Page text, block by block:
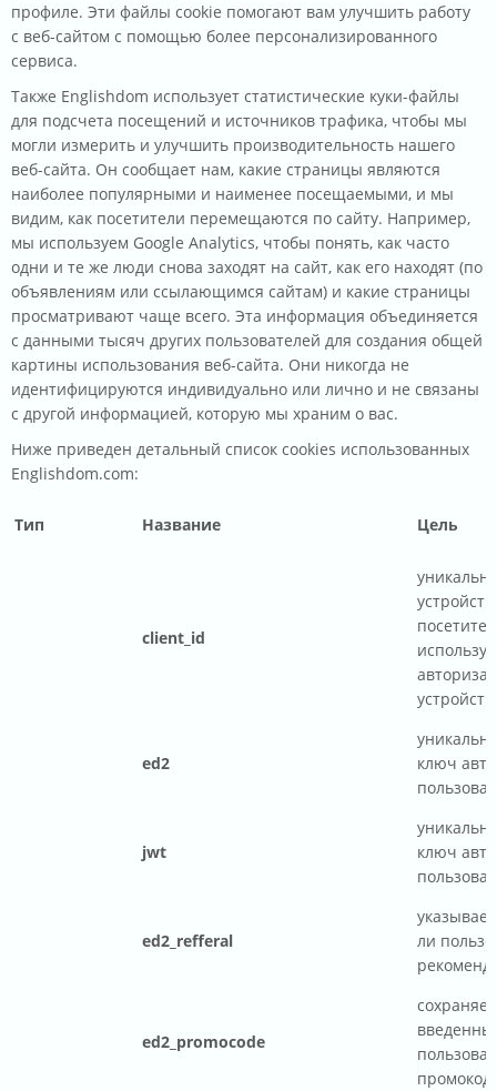
профиле. Эти файлы cookie помогают вам улучшить работу
с веб-сайтом с помощью более персонализированного
сервиса.
Также Englishdom использует статистические куки-файлы
для подсчета посещений и источников трафика, чтобы мы
могли измерить и улучшить производительность нашего
веб-сайта. Он сообщает нам, какие страницы являются
наиболее популярными и наименее посещаемыми, и мы
видим, как посетители перемещаются по сайту. Например,
мы используем Google Analytics, чтобы понять, как часто
одни и те же люди снова заходят на сайт, как его находят (по
объявлениям или ссылающимся сайтам) и какие страницы
просматривают чаще всего. Эта информация объединяется
с данными тысяч других пользователей для создания общей
картины использования веб-сайта. Они никогда не
идентифицируются индивидуально или лично и не связаны
с другой информацией, которую мы храним о вас.
Ниже приведен детальный список сookies использованных
Englishdom.com:
Тип Название Цель
client_id
ed2
ключ
jwt
ключ
ed2_refferal
ли
ed2_promocode
сохраняет
промокод